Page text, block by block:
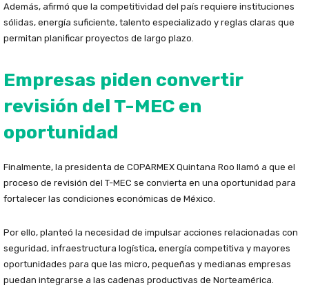
Además, afirmó que la competitividad del país requiere instituciones
sólidas, energía suficiente, talento especializado y reglas claras que
permitan planificar proyectos de largo plazo.
Empresas piden convertir
revisión del T-MEC en
oportunidad
Finalmente, la presidenta de COPARMEX Quintana Roo llamó a que el
proceso de revisión del T-MEC se convierta en una oportunidad para
fortalecer las condiciones económicas de México.
Por ello, planteó la necesidad de impulsar acciones relacionadas con
seguridad, infraestructura logística, energía competitiva y mayores
oportunidades para que las micro, pequeñas y medianas empresas
puedan integrarse a las cadenas productivas de Norteamérica.